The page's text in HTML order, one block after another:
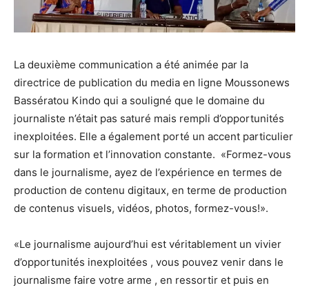
La deuxième communication a été animée par la
directrice de publication du media en ligne Moussonews
Bassératou Kindo qui a souligné que le domaine du
journaliste n’était pas saturé mais rempli d’opportunités
inexploitées. Elle a également porté un accent particulier
sur la formation et l’innovation constante. «Formez-vous
dans le journalisme, ayez de l’expérience en termes de
production de contenu digitaux, en terme de production
de contenus visuels, vidéos, photos, formez-vous!».
«Le journalisme aujourd’hui est véritablement un vivier
d’opportunités inexploitées , vous pouvez venir dans le
journalisme faire votre arme , en ressortir et puis en